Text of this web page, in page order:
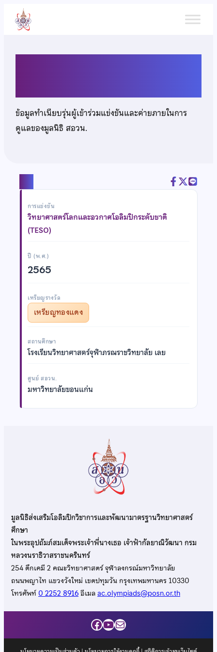
เนื้อหา
ข้อมูลทำเนียบรุ่นผู้เข้าร่วมแข่งขันและค่ายภายในการ
ดูแลของมูลนิธิ สอวน.
การแข่งขัน
วิทยาศาสตร์โลกและอวกาศโอลิมปิกระดับชาติ
(TESO)
ปี (พ.ศ.)
2565
เหรียญรางวัล
เหรียญทองแดง
สถานศึกษา
โรงเรียนวิทยาศาสตร์จุฬาภรณราชวิทยาลัย เลย
ศูนย์ สอวน.
มหาวิทยาลัยขอนแก่น
มูลนิธิส่งเสริมโอลิมปิกวิชาการและพัฒนามาตรฐานวิทยาศาสตร์
ศึกษา
ในพระอุปถัมภ์สมเด็จพระเจ้าพี่นางเธอ เจ้าฟ้ากัลยาณิวัฒนา กรม
หลวงนราธิวาสราชนครินทร์
254 ตึกเคมี 2 คณะวิทยาศาสตร์ จุฬาลงกรณ์มหาวิทยาลัย
ถนนพญาไท แขวงวังใหม่ เขตปทุมวัน กรุงเทพมหานคร 10330
โทรศัพท์0 2252 8916อีเมลac.olympiads@posn.or.th
Facebook
YouTube
Mail